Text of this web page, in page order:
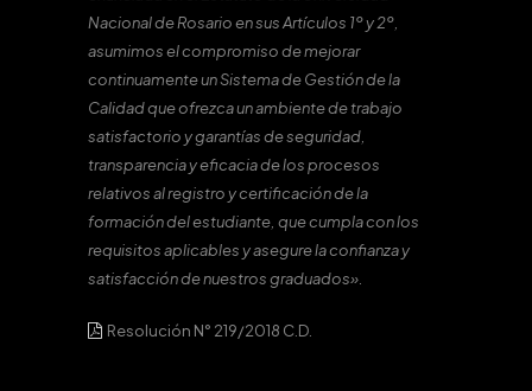
Nacional de Rosario en sus Artículos 1º y 2º,
asumimos el compromiso de mejorar
continuamente un Sistema de Gestión de la
Calidad que ofrezca un ambiente de trabajo
satisfactorio y garantías de seguridad,
transparencia y eficacia de los procesos
relativos al registro y certificación de la
formación del estudiante, que cumpla con los
requisitos aplicables y asegure la confianza y
satisfacción de nuestros graduados».
Resolución N° 219/2018 C.D.